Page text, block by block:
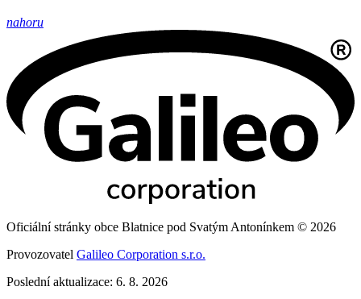
nahoru
Oficiální stránky obce Blatnice pod Svatým Antonínkem © 2026
Provozovatel Galileo Corporation s.r.o.
Poslední aktualizace: 6. 8. 2026